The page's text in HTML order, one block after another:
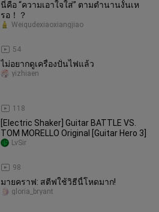
นี่คือ “ความเอาใจใส่” ตามตำนานงั้นเห
รอ！？
54
Weiqudexiaoxiangjiao
ไม่อยากดูเครื่องปั่นไฟแล้ว
118
yizhiaen
[Electric Shaker] Guitar BATTLE VS.
TOM MORELLO Original [Guitar Hero 3]
98
LvSir
มายคราฟ: สตีฟใช้วิธีนี้โหดมาก!
gloria_bryant